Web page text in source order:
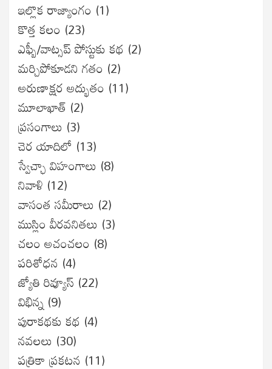
ఇల్లొక రాజ్యాంగం (1)
కొత్త కలం (23)
ఎఫ్బీ/వాట్సప్ పోస్టుకు కథ (2)
మర్చిపోకూడని గతం (2)
అరుణాక్షర అద్భుతం (11)
మూలాఖాత్ (2)
ప్రసంగాలు (3)
చెర యాదిలో (13)
స్వేచ్ఛా విహంగాలు (8)
నివాళి (12)
వాసంత సమీరాలు (2)
ముస్లిం వీరవనితలు (3)
చలం అచంచలం (8)
ప‌రిశోధ‌న‌ (4)
జ్యోతి రివ్యూస్ (22)
విభిన్న (9)
పురాకథకు కథ (4)
నవలలు (30)
పత్రికా ప్రకటన (11)